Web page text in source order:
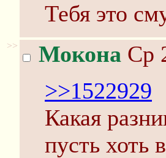
Тебя это
>> Мокона Ср
>>1522929
Какая
пусть хоть